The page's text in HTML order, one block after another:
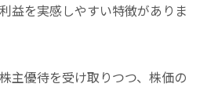
益を実感しやすい特徴がありま
主優待を受け取りつつ、株価の